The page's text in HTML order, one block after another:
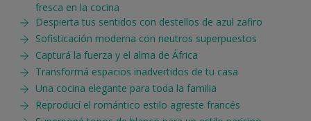
fresca en la cocina
Despierta tus sentidos con destellos de azul zafiro
Sofisticación moderna con neutros superpuestos
Capturá la fuerza y el alma de África
Transformá espacios inadvertidos de tu casa
Una cocina elegante para toda la familia
Reproducí el romántico estilo agreste francés